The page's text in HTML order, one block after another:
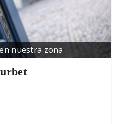
nuestra zona